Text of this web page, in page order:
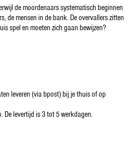
de moordenaars systematisch beginnen
de mensen in de bank. De overvallers zitten
spel en moeten zich gaan bewijzen?
leveren (via bpost) bij je thuis of op
De levertijd is 3 tot 5 werkdagen.